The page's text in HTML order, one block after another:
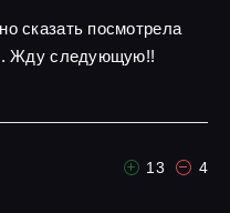
сказать посмотрела
. Жду следующую!!
13 4